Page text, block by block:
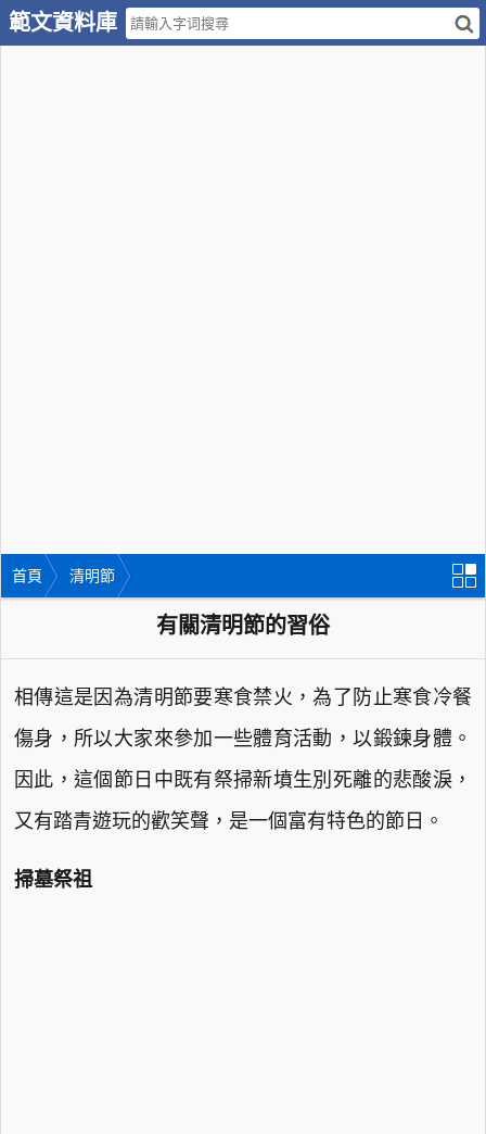
範文資料庫
首頁 清明節
有關清明節的習俗
相傳這是因為清明節要寒食禁火，為了防止寒食冷餐
傷身，所以大家來參加一些體育活動，以鍛鍊身體。
因此，這個節日中既有祭掃新墳生別死離的悲酸淚，
又有踏青遊玩的歡笑聲，是一個富有特色的節日。
掃墓祭祖